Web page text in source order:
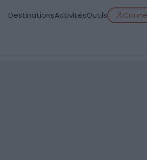
DestinationsActivitésOutils